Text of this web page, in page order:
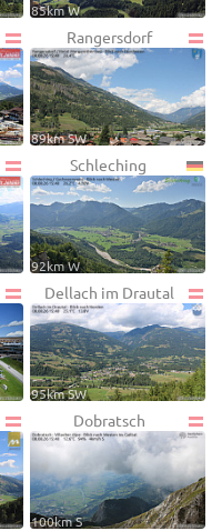
85km W
Rangersdorf
89km SW
Schleching
92km W
Dellach im Drautal
95km SW
Dobratsch
100km S